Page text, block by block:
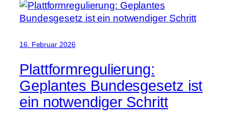
16. Februar 2026
Plattformregulierung:
Geplantes Bundesgesetz ist
ein notwendiger Schritt